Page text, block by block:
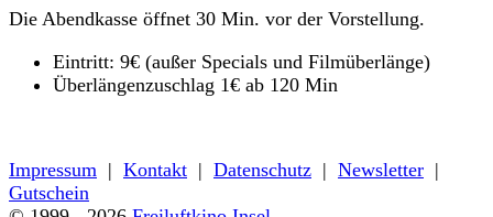
Die Abendkasse öffnet 30 Min. vor der Vorstellung.
Eintritt: 9€ (außer Specials und Filmüberlänge)
Überlängenzuschlag 1€ ab 120 Min
Impressum | Kontakt | Datenschutz | Newsletter |
Gutschein